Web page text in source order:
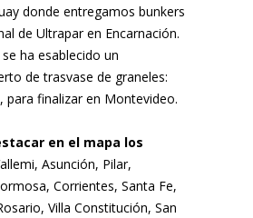
donde entregamos bunkers
de Ultrapar en Encarnación.
ha esablecido un
de trasvase de graneles:
para finalizar en Montevideo.
en el mapa los
Asunción, Pilar,
Corrientes, Santa Fe,
Villa Constitución, San